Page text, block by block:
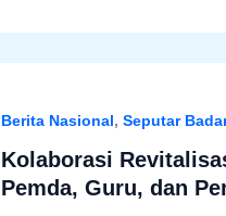
Berita Nasional, Seputar
Kolaborasi
Pemda, Guru, dan